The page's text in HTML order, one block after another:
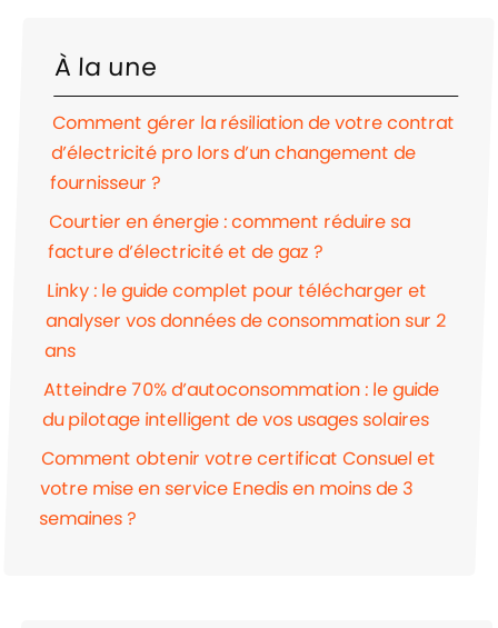
À la une
Comment gérer la résiliation de votre contrat
d’électricité pro lors d’un changement de
fournisseur ?
Courtier en énergie : comment réduire sa
facture d’électricité et de gaz ?
Linky : le guide complet pour télécharger et
analyser vos données de consommation sur 2
ans
Atteindre 70% d’autoconsommation : le guide
du pilotage intelligent de vos usages solaires
Comment obtenir votre certificat Consuel et
votre mise en service Enedis en moins de 3
semaines ?